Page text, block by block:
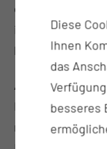
effizienter zu
individuellen
konzentrieren“,
Auch die
mit der Telekom
Diese
Ihnen
das
besseres